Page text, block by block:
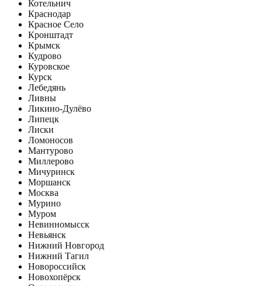
Котельнич
Краснодар
Красное Село
Кронштадт
Крымск
Кудрово
Куровское
Курск
Лебедянь
Ливны
Ликино-Дулёво
Липецк
Лиски
Ломоносов
Мантурово
Миллерово
Мичуринск
Моршанск
Москва
Мурино
Муром
Невинномысск
Невьянск
Нижний Новгород
Нижний Тагил
Новороссийск
Новохопёрск